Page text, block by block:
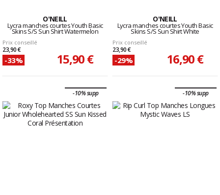
O'NEILL
Lycra manches courtes Youth Basic
Skins S/S Sun Shirt Watermelon
Prix conseillé
23,90 €
-33% 15,90 €
O'NEILL
Lycra manches courtes Youth Basic
Skins S/S Sun Shirt White
Prix conseillé
23,90 €
-29% 16,90 €
-10% supp -10% supp